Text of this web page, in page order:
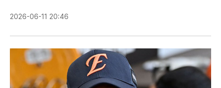
2026-06-11 20:46